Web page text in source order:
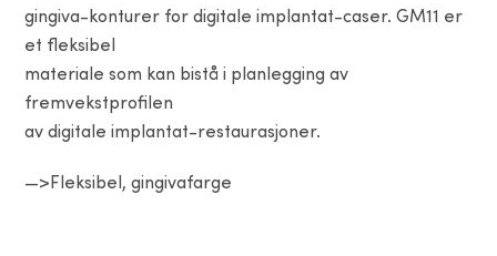
gingiva-konturer for digitale implantat-caser. GM11 er
et fleksibel
materiale som kan bistå i planlegging av
fremvekstprofilen
av digitale implantat-restaurasjoner.
—>Fleksibel, gingivafarge